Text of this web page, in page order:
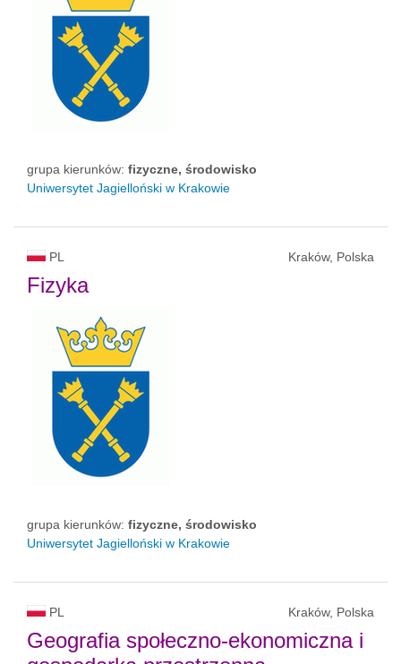
grupa kierunków: fizyczne, środowisko
Uniwersytet Jagielloński w Krakowie
PL Kraków, Polska
Fizyka
grupa kierunków: fizyczne, środowisko
Uniwersytet Jagielloński w Krakowie
PL Kraków, Polska
Geografia społeczno-ekonomiczna i